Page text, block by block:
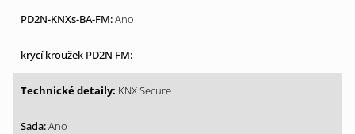
Ano
KNX Secure
Ano